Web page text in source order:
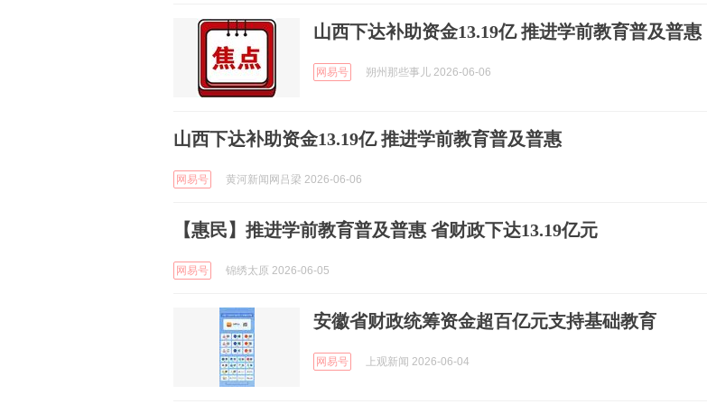
山西下达补助资金13.19亿 推进学前教育普及普惠
网易号 朔州那些事儿 2026-06-06
山西下达补助资金13.19亿 推进学前教育普及普惠
网易号 黄河新闻网吕梁 2026-06-06
【惠民】推进学前教育普及普惠 省财政下达13.19亿元
网易号 锦绣太原 2026-06-05
安徽省财政统筹资金超百亿元支持基础教育
网易号 上观新闻 2026-06-04